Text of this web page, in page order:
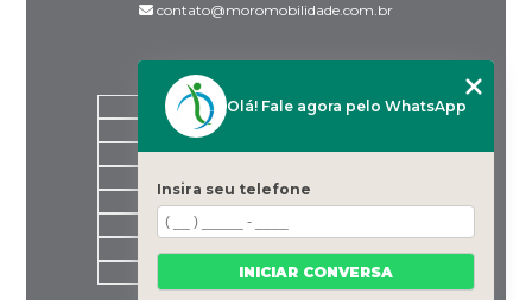
contato@moromobilidade.com.br
HOME
PRODUTOS
CONTATO
MAPA DO SITE
Olá! Fale agora pelo WhatsApp
Insira seu telefone
INICIAR CONVERSA